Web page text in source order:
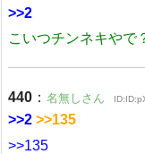
>>2
こいつチンネキやで
440 ： 名無しさん
>>2 >>135
>>135